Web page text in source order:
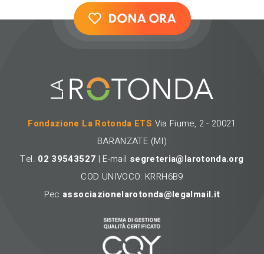
Fondazione La Rotonda ETS Via Fiume, 2 - 20021
BARANZATE (MI)
Tel. 02 39543527 | E-mail segreteria@larotonda.org
COD UNIVOCO: KRRH6B9
Pec associazionelarotonda@legalmail.it